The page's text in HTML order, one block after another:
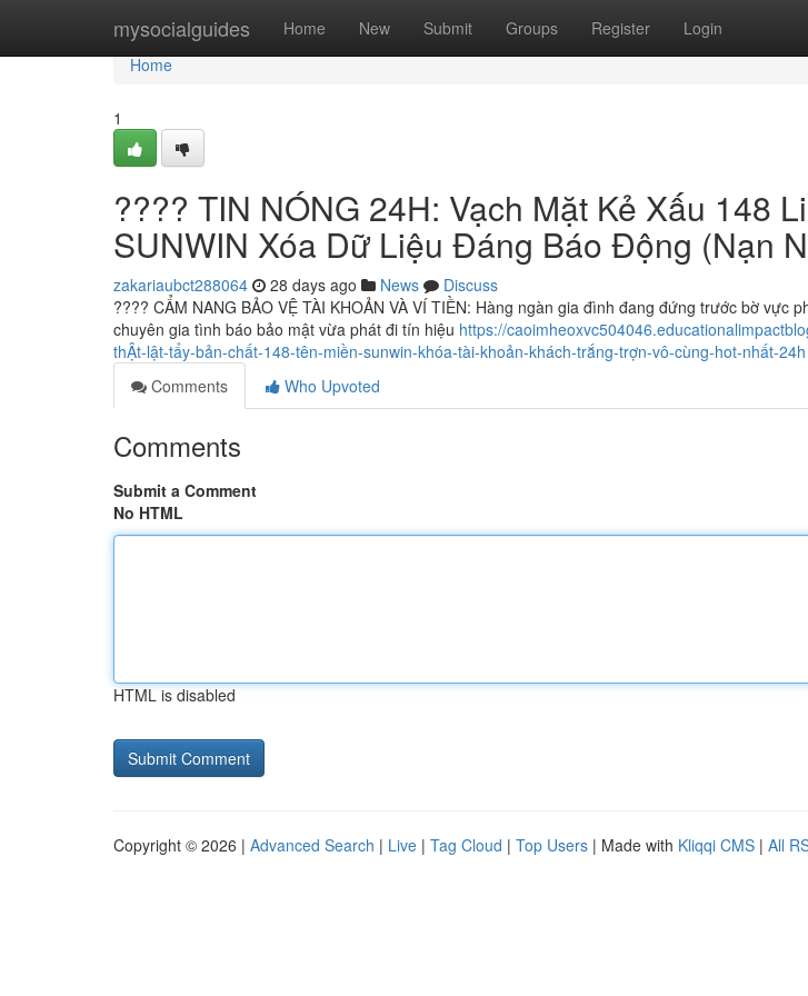
mysocialguides Home New Submit Groups Register Login
Home
Home
1
???? TIN NÓNG 24H: Vạch Mặt Kẻ Xấu 148
SUNWIN Xóa Dữ Liệu Đáng Báo Động (Nạn
zakariaubct288064 28 days ago News
Discuss
???? CẨM NANG BẢO VỆ TÀI KHOẢN VÀ VÍ TIỀN: Hàng ngàn gia đình đang đứng trước bờ vực
chuyên gia tình báo bảo mật vừa phát đi tín hiệu https://
thẬt-lật-tẩy-bản-chất-148-tên-miền-sunwin-khóa-tài-khoản-khách-trắng-trợn-vô-cùng-hot-nhất-24h
Comments
Who Upvoted
Comments
Submit a Comment
No HTML
HTML is disabled
Copyright © 2026 | Advanced Search | Live | Tag Cloud | Top Users | Made with Kliqqi CMS | All